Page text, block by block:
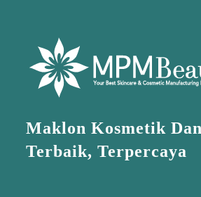
Maklon Kosmetik
Terbaik, Terpercaya